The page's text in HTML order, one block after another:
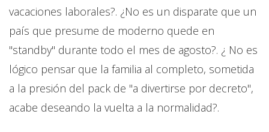
vacaciones laborales?. ¿No es un disparate que un
país que presume de moderno quede en
"standby" durante todo el mes de agosto?. ¿ No es
lógico pensar que la familia al completo, sometida
a la presión del pack de "a divertirse por decreto",
acabe deseando la vuelta a la normalidad?.